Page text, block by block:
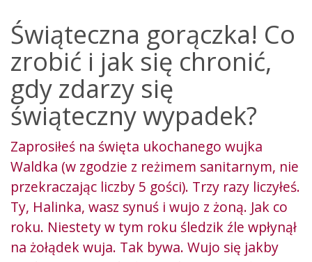
Świąteczna gorączka! Co
zrobić i jak się chronić,
gdy zdarzy się
świąteczny wypadek?
Zaprosiłeś na święta ukochanego wujka
Waldka (w zgodzie z reżimem sanitarnym, nie
przekraczając liczby 5 gości). Trzy razy liczyłeś.
Ty, Halinka, wasz synuś i wujo z żoną. Jak co
roku. Niestety w tym roku śledzik źle wpłynął
na żołądek wuja. Tak bywa. Wujo się jakby